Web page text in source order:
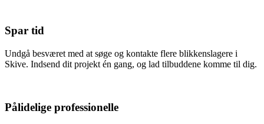
Spar tid
Undgå besværet med at søge og kontakte flere blikkenslagere i
Skive. Indsend dit projekt én gang, og lad tilbuddene komme til dig.
Pålidelige professionelle